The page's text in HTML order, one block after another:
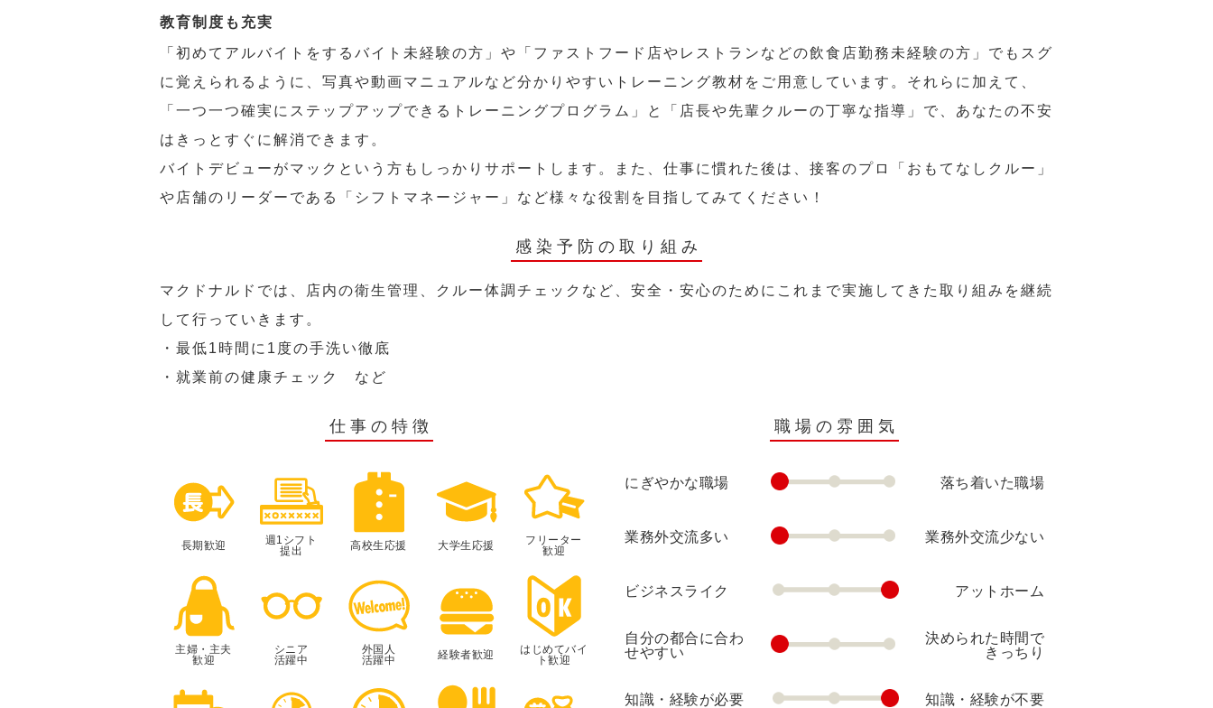
教育制度も充実
「初めてアルバイトをするバイト未経験の方」や「ファストフード店やレストランなどの飲食店勤務未経験の方」でもスグ
に覚えられるように、写真や動画マニュアルなど分かりやすいトレーニング教材をご用意しています。それらに加えて、
「一つ一つ確実にステップアップできるトレーニングプログラム」と「店長や先輩クルーの丁寧な指導」で、あなたの不安
はきっとすぐに解消できます。
バイトデビューがマックという方もしっかりサポートします。また、仕事に慣れた後は、接客のプロ「おもてなしクルー」
や店舗のリーダーである「シフトマネージャー」など様々な役割を目指してみてください！
感染予防の取り組み
マクドナルドでは、店内の衛生管理、クルー体調チェックなど、安全・安心のためにこれまで実施してきた取り組みを継続
して行っていきます。
・最低1時間に1度の手洗い徹底
・就業前の健康チェック など
仕事の特徴
長期歓迎
週1シフト
提出
高校生応援 大学生応援
フリーター
歓迎
主婦・主夫
歓迎
シニア
活躍中
外国人
活躍中
経験者歓迎
はじめてバイ
ト歓迎
職場の雰囲気
にぎやかな職場 落ち着いた職場
業務外交流多い 業務外交流少ない
ビジネスライク アットホーム
自分の都合に合わ
せやすい
決められた時間で
きっちり
知識・経験が必要 知識・経験が不要